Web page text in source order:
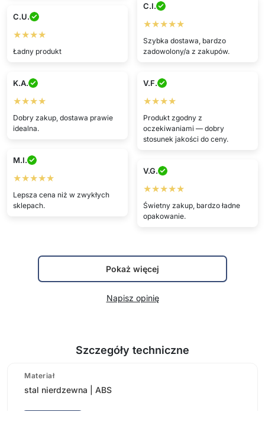
C.I.
★★★★★
Szybka dostawa, bardzo
zadowolony/a z zakupów.
C.U.
★★★★
Ładny produkt
K.A.
★★★★
Dobry zakup, dostawa prawie
idealna.
V.F.
★★★★
Produkt zgodny z
oczekiwaniami — dobry
stosunek jakości do ceny.
M.I.
★★★★★
Lepsza cena niż w zwykłych
sklepach.
V.G.
★★★★★
Świetny zakup, bardzo ładne
opakowanie.
Pokaż więcej
Napisz opinię
Szczegóły techniczne
Materiał
stal nierdzewna | ABS